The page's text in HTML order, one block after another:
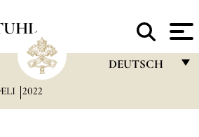
DEUTSCH
2022